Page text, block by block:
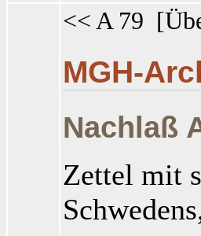
<< A 79 [
MGH-
Nachlaß
Zettel mit